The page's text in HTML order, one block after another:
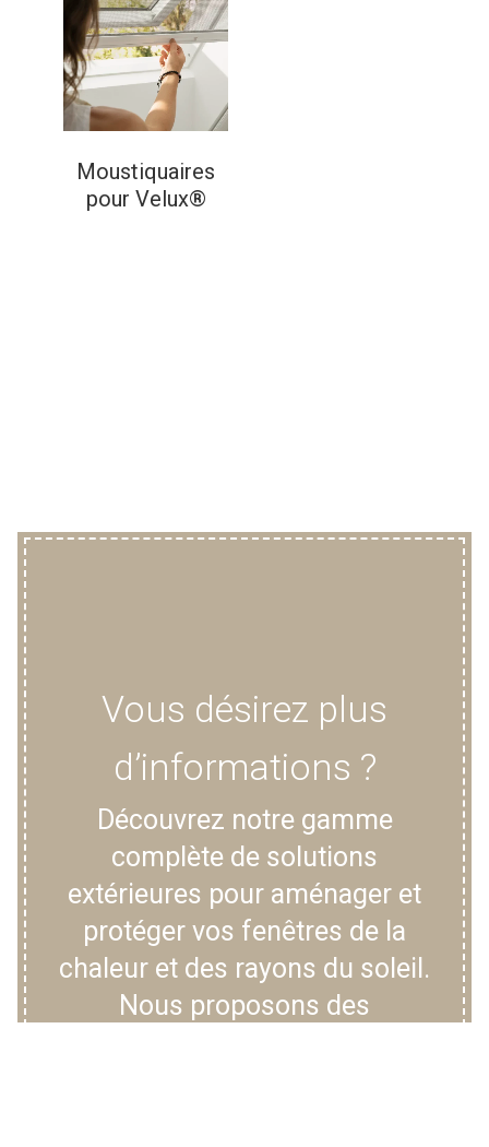
Moustiquaires
pour Velux®
Vous désirez plus
d’informations ?
Découvrez notre gamme
complète de solutions
extérieures pour aménager et
protéger vos fenêtres de la
chaleur et des rayons du soleil.
Nous proposons des